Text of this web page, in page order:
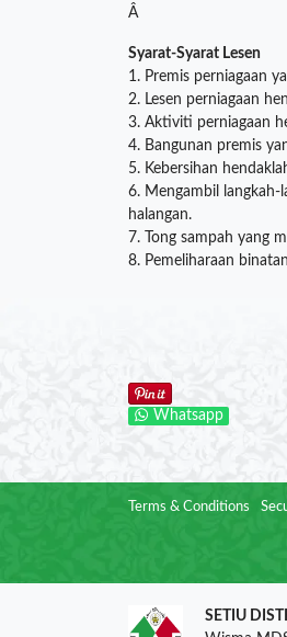
Â
Syarat-Syarat Lesen
1. Premis perniagaan
2. Lesen perniagaan
3. Aktiviti perniagaan
4. Bangunan premis
5. Kebersihan
6. Mengambil langkah-
halangan.
7. Tong sampah yang
8. Pemeliharaan
Whatsapp
Terms & Conditions
SETIU